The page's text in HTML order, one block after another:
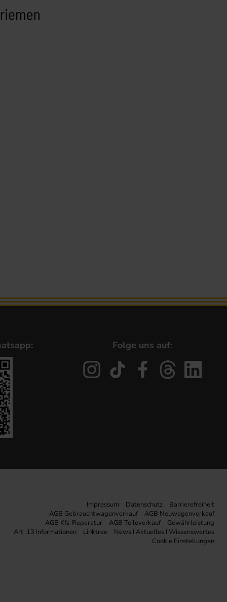
Folge uns auf:
Impressum Datenschutz
Barrierefreiheit
AGB Gebrauchtwagenverkauf
AGB Neuwagenverkauf
AGB Kfz-Reparatur
AGB Teileverkauf
Gewährleistung
Art. 13 Informationen
Linktree
News I Aktuelles I Wissenswertes
Cookie Einstellungen